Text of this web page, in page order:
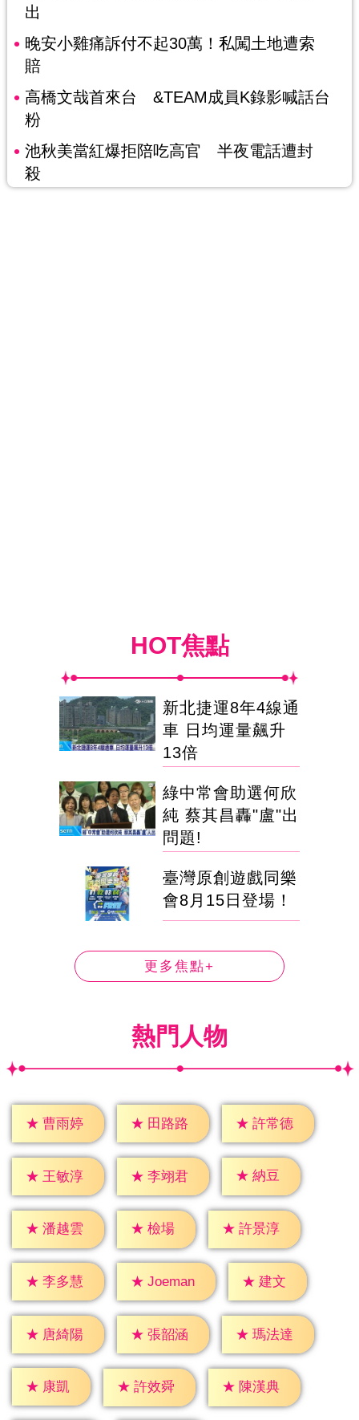
出
晚安小雞痛訴付不起30萬！私闖土地遭索
賠
高橋文哉首來台 &TEAM成員K錄影喊話台
粉
池秋美當紅爆拒陪吃高官 半夜電話遭封
殺
HOT焦點
新北捷運8年4線通
車 日均運量飆升
13倍
綠中常會助選何欣
純 蔡其昌轟"盧"出
問題!
臺灣原創遊戲同樂
會8月15日登場！
更多焦點+
熱門人物
★ 曹雨婷 ★ 田路路 ★ 許常德
★ 王敏淳 ★ 李翊君 ★ 納豆
★ 潘越雲 ★ 檢場 ★ 許景淳
★ 李多慧 ★ Joeman ★ 建文
★ 唐綺陽 ★ 張韶涵 ★ 瑪法達
★ 康凱 ★ 許效舜 ★ 陳漢典